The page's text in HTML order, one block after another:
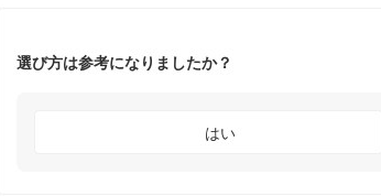
選び方は参考になりましたか？
はい